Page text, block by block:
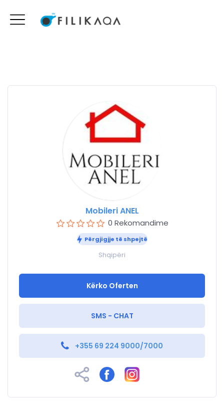
Mobileri ANEL
0 Rekomandime
Përgjigjje të shpejtë
Shqipëri
Kërko Oferten
SMS - CHAT
+355 69 224 9000/7000